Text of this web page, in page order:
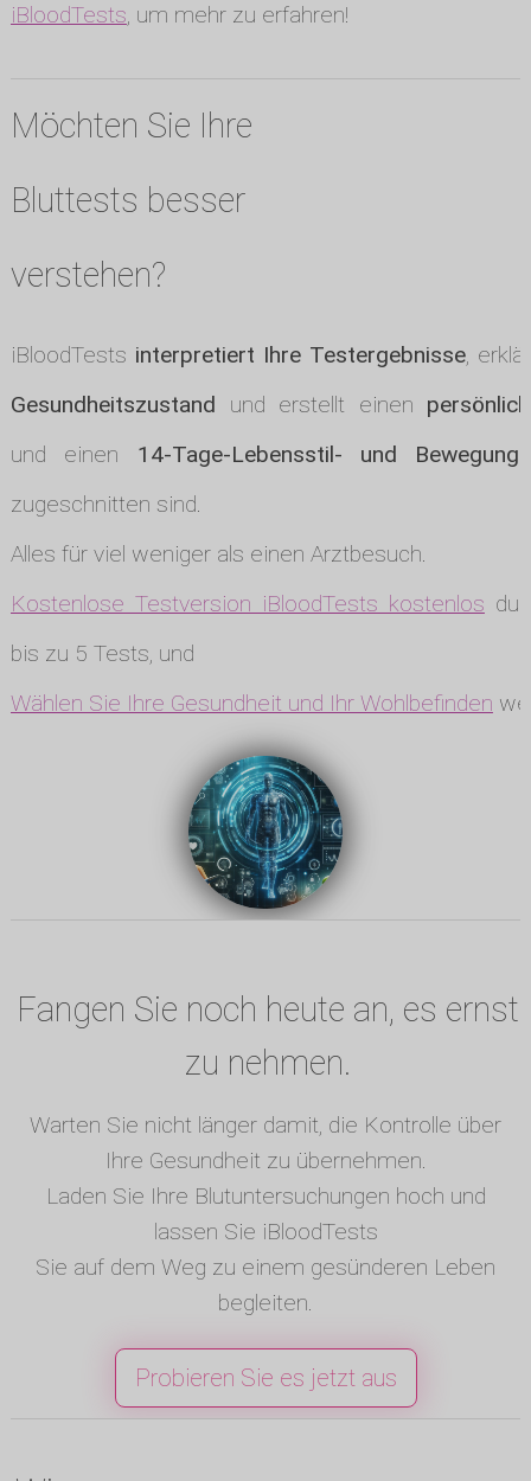
iBloodTests, um mehr zu erfahren!
Möchten Sie Ihre
Bluttests besser
verstehen?
iBloodTests interpretiert Ihre Testergebnisse,
Gesundheitszustand und erstellt einen
und einen 14-Tage-Lebensstil- und
zugeschnitten sind.
Alles für viel weniger als einen Arztbesuch.
Kostenlose Testversion iBloodTests kostenlos
bis zu 5 Tests, und
Wählen Sie Ihre Gesundheit und Ihr Wohlbefinden
Fangen Sie noch heute an, es ernst
zu nehmen.
Warten Sie nicht länger damit, die Kontrolle über
Ihre Gesundheit zu übernehmen.
Laden Sie Ihre Blutuntersuchungen hoch und
lassen Sie iBloodTests
Sie auf dem Weg zu einem gesünderen Leben
begleiten.
Probieren Sie es jetzt aus